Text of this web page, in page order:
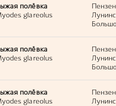
полёвка
glareolus
полёвка
glareolus
полёвка
glareolus